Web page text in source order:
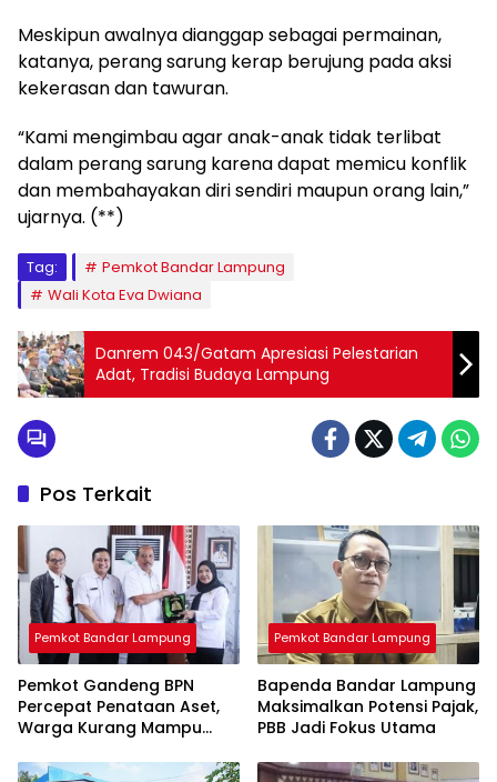
Meskipun awalnya dianggap sebagai permainan,
katanya, perang sarung kerap berujung pada aksi
kekerasan dan tawuran.
“Kami mengimbau agar anak-anak tidak terlibat
dalam perang sarung karena dapat memicu konflik
dan membahayakan diri sendiri maupun orang lain,”
ujarnya. (**)
Tag:
Pemkot Bandar Lampung
Wali Kota Eva Dwiana
Danrem 043/Gatam Apresiasi Pelestarian
Adat, Tradisi Budaya Lampung
Pos Terkait
Pemkot Bandar Lampung
Pemkot Gandeng BPN
Percepat Penataan Aset,
Warga Kurang Mampu
Tanah
Pemkot Bandar Lampung
Bapenda Bandar Lampung
Maksimalkan Potensi Pajak,
PBB Jadi Fokus Utama